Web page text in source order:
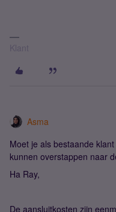
Klant
Asma
Moet je als bestaande
kunnen overstappen naar
Ha Ray,
De aansluitkosten zijn